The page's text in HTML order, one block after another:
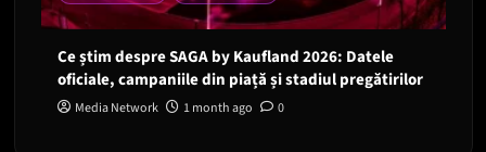
Ce știm despre SAGA by Kaufland 2026: Datele
oficiale, campaniile din piață și stadiul pregătirilor
Media Network 1 month ago 0